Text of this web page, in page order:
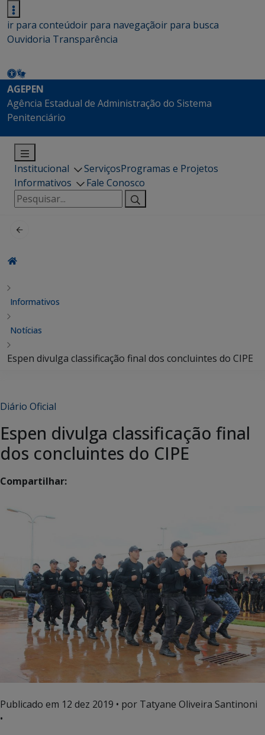
ir para conteúdoir para navegaçãoir para busca
Ouvidoria Transparência
AGEPEN
Agência Estadual de Administração do Sistema
Penitenciário
Institucional ServiçosProgramas e Projetos
Informativos
Fale Conosco
Pesquisar
por:
Informativos
Notícias
Espen divulga classificação final dos concluintes do CIPE
Diário Oficial
Espen divulga classificação final
dos concluintes do CIPE
Compartilhar:
Publicado em 12 dez 2019 • por Tatyane Oliveira Santinoni
•